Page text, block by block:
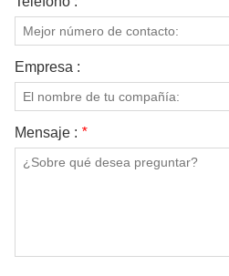
Empresa :
Mensaje : *